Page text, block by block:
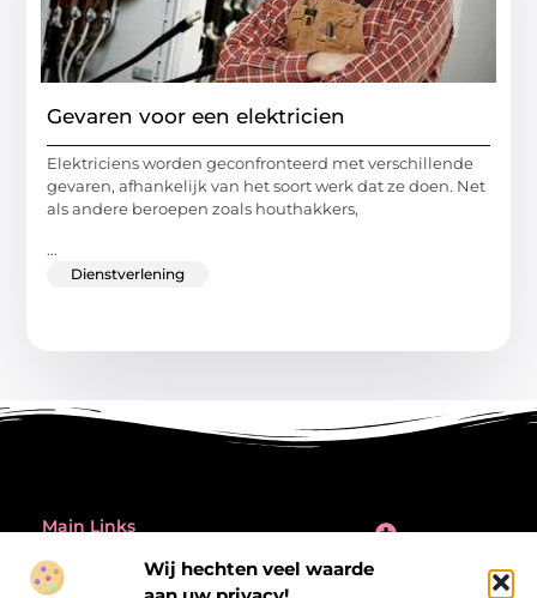
Wij hechten veel waarde
Gevaren voor een elektricien
Elektriciens worden geconfronteerd met verschillende
gevaren, afhankelijk van het soort werk dat ze doen. Net
als andere beroepen zoals houthakkers,
...
Dienstverlening
Main Links
@2025 All Right Reserved. Bericht categorie